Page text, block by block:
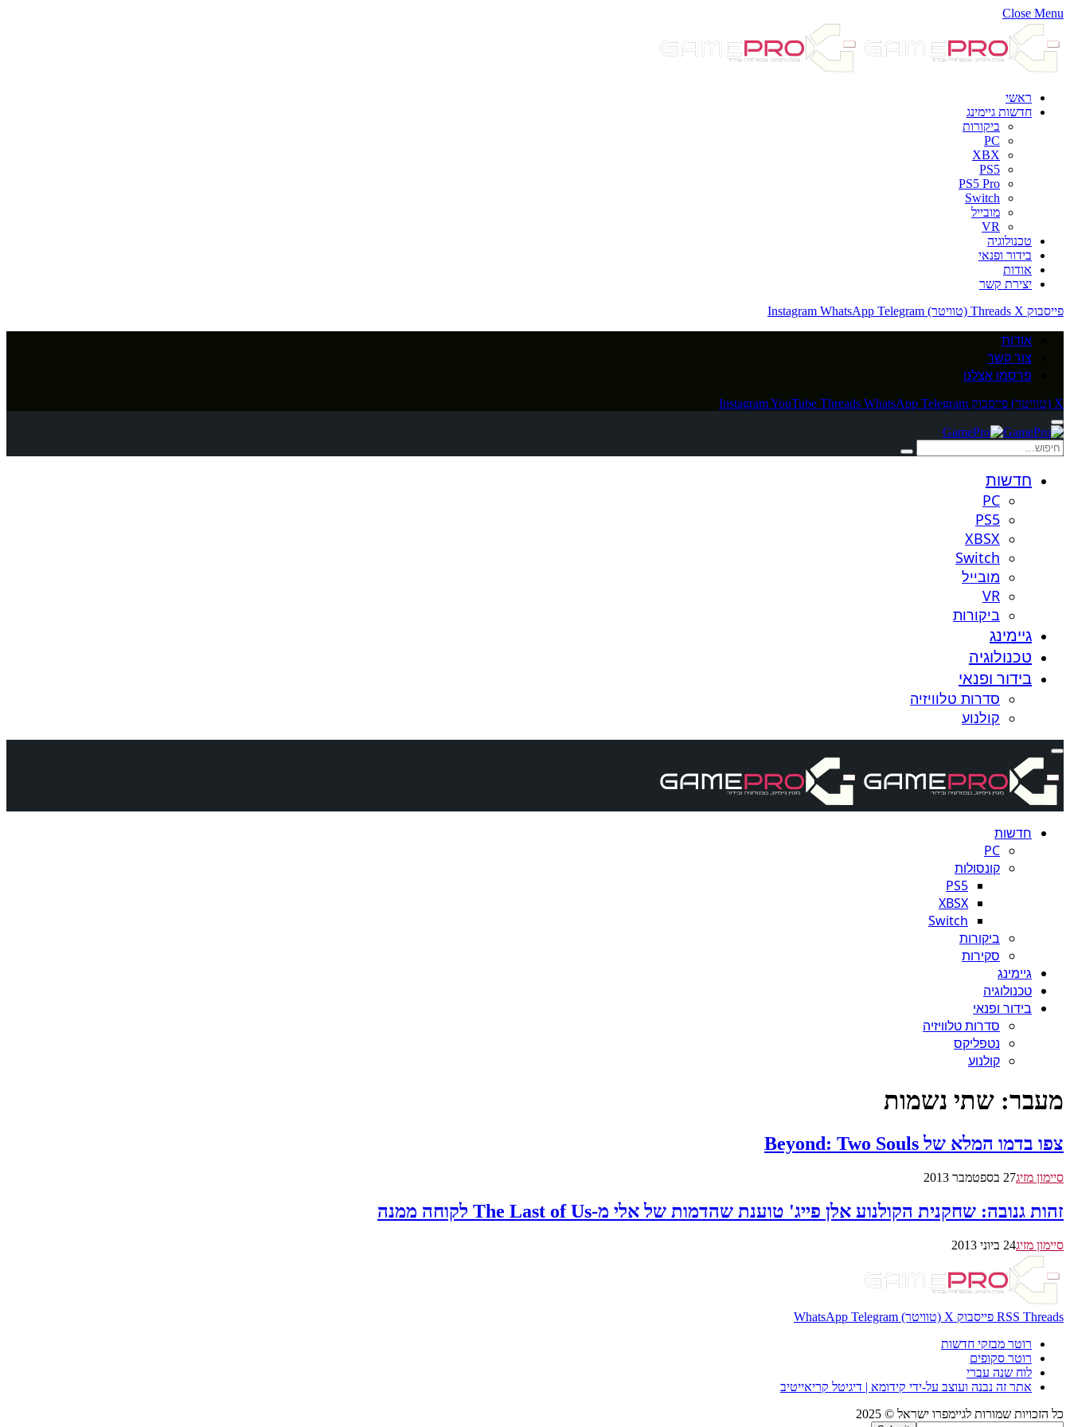
Close Menu
ראשי
חדשות גיימינג
ביקורות
PC
XBX
PS5
PS5 Pro
Switch
מובייל
VR
טכנולוגיה
בידור ופנאי
אודות
יצירת קשר
פייסבוק
Threads X (טוויטר) Instagram WhatsApp Telegram
אודות
צור קשר
פרסמו אצלנו
X (טוויטר) פייסבוק InstagramYouTube Threads WhatsApp Telegram
חדשות
PC
PS5
XBSX
Switch
מובייל
VR
ביקורות
גיימינג
טכנולוגיה
בידור ופנאי
סדרות טלוויזיה
קולנוע
חדשות
PC
קונסולות
PS5
XBSX
Switch
ביקורות
סקירות
גיימינג
טכנולוגיה
בידור ופנאי
סדרות טלוויזיה
נטפליקס
קולנוע
מעבר: שתי נשמות
צפו בדמו המלא של Beyond: Two Souls
סיימון מזיג27 בספטמבר 2013
זהות גנובה: שחקנית הקולנוע אלן פייג' טוענת שהדמות של אלי מ-The Last of Us לקוחה ממנה
סיימון מזיג24 ביוני 2013
RSS Threads פייסבוק X (טוויטר) WhatsApp Telegram
רוטר מבזקי חדשות
רוטר סקופים
לוח שנה עברי
אתר זה נבנה ועוצב על-ידי קידומא | דיגיטל קריאייטיב
כל הזכויות שמורות לגיימפרו ישראל © 2025